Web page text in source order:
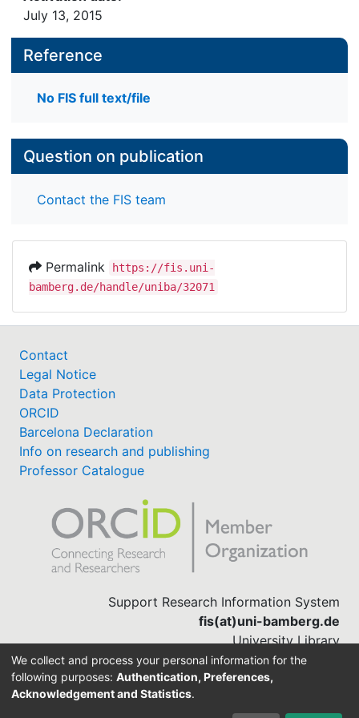
July 13, 2015
Reference
No FIS full text/file
Question on publication
Contact the FIS team
Permalink
https://fis.uni-
bamberg.de/handle/uniba/32071
Contact
Legal Notice
Data Protection
ORCID
Barcelona Declaration
Info on research and publishing
Professor Catalogue
Support Research Information System
fis(at)uni-bamberg.de
University Library
(0951) 863-1568
We collect and process your personal information for the
following purposes: Authentication, Preferences,
Acknowledgement and Statistics.